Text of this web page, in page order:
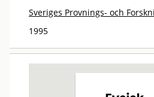
Sveriges Provnings- och
1995